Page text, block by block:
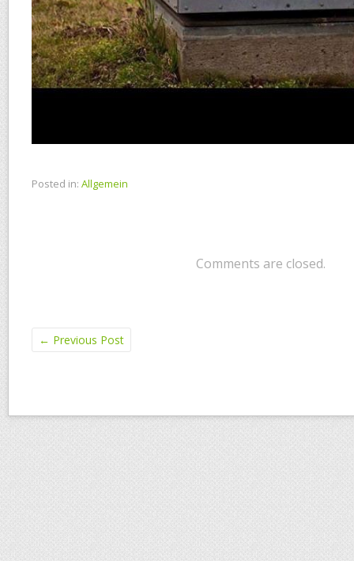
Posted in: Allgemein
Comments are closed.
← Previous Post